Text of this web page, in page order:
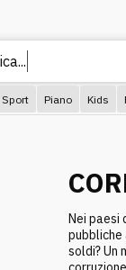
Sport Piano Kids
Nei paesi
pubbliche
soldi? Un